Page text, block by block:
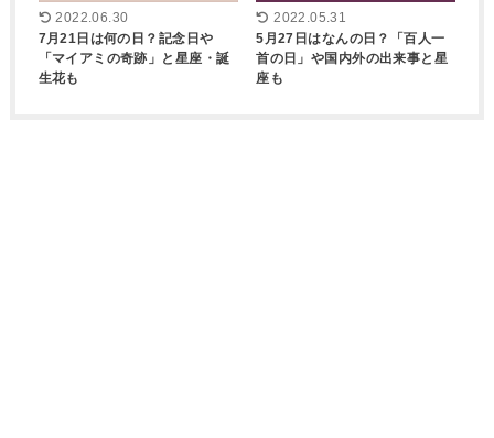
2022.06.30
7月21日は何の日？記念日や
「マイアミの奇跡」と星座・誕
生花も
2022.05.31
5月27日はなんの日？「百人一
首の日」や国内外の出来事と星
座も